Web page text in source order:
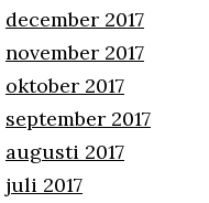
december 2017
november 2017
oktober 2017
september 2017
augusti 2017
juli 2017